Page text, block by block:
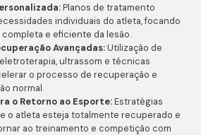
Planos de tratamento
individuais do atleta, focando
e eficiente da lesão.
Avançadas:Utilização de
ultrassom e técnicas
o processo de recuperação e
normal.
o Retorno ao Esporte:Estratégias
o atleta esteja totalmente recuperado e
ao treinamento e competição com